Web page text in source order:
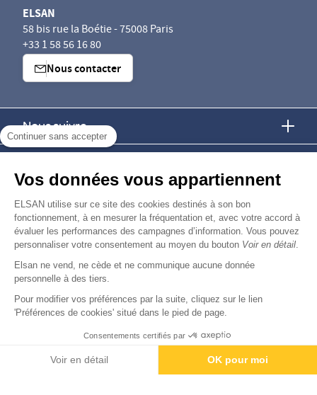
Continuer sans accepter
Vos données vous appartiennent
ELSAN utilise sur ce site des cookies destinés à son bon
fonctionnement, à en mesurer la fréquentation et, avec votre accord à
évaluer les performances des campagnes d’information. Vous pouvez
personnaliser votre consentement au moyen du bouton Voir en détail
Elsan ne vend, ne cède et ne communique aucune donnée
personnelle à des tiers.
Pour modifier vos préférences par la suite, cliquez sur le lien
'Préférences de cookies' situé dans le pied de page.
Consentements certifiés par
Voir en détail OK pour moi
ELSAN
58 bis rue la Boétie - 75008 Paris
+33 1 58 56 16 80
Nous contacter
Nous suivre
Nous rejoindre
Devenir fournisseur
© Copyright 2026 Elsan
Mentions Légales-Données personnelles
Agence digitale : VOID